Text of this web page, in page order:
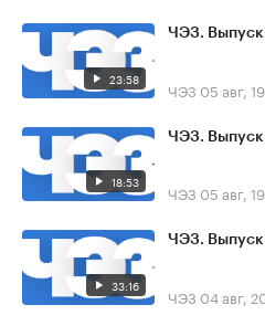
23:58
ЧЭЗ. Выпуск
ЧЭЗ 05 авг,
18:53
ЧЭЗ. Выпуск
ЧЭЗ 05 авг,
33:16
ЧЭЗ. Выпуск
ЧЭЗ 04 авг,